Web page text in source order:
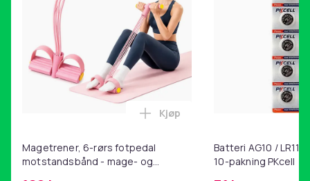
Vekt, gram
Artikkel nr.
f8efeba3-8d46-5071-af5d-2910ea403c88
Produktsikkerhetsinformasjon
Magetrener, 6-rørs fotpedal
motstandsbånd - mage- og
Legg Magetrener, 6-rørs
Kjøp
Batteri AG10 /
10-pakning PKcell